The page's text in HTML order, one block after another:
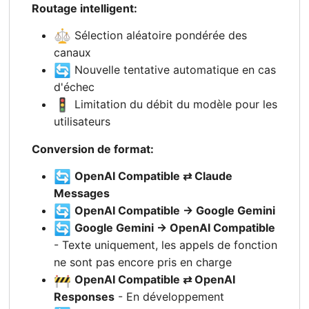
Routage intelligent:
⚖️ Sélection aléatoire pondérée des
canaux
🔄 Nouvelle tentative automatique en cas
d'échec
🚦
Limitation du débit du modèle pour les
utilisateurs
Conversion de format:
🔄 OpenAI Compatible ⇄ Claude
Messages
🔄 OpenAI Compatible → Google Gemini
🔄 Google Gemini → OpenAI Compatible
- Texte uniquement, les appels de fonction
ne sont pas encore pris en charge
🚧 OpenAI Compatible ⇄ OpenAI
Responses - En développement